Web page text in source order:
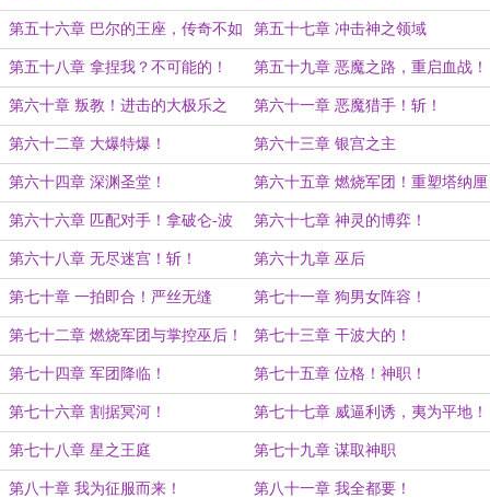
第五十六章 巴尔的王座，传奇不如
狗
第五十七章 冲击神之领域
第五十八章 拿捏我？不可能的！ 第五十九章 恶魔之路，重启血战！
第六十章 叛教！进击的大极乐之
母！
第六十一章 恶魔猎手！斩！
第六十二章 大爆特爆！ 第六十三章 银宫之主
第六十四章 深渊圣堂！ 第六十五章 燃烧军团！重塑塔纳厘
基因树
第六十六章 匹配对手！拿破仑-波
拿巴
第六十七章 神灵的博弈！
第六十八章 无尽迷宫！斩！ 第六十九章 巫后
第七十章 一拍即合！严丝无缝 第七十一章 狗男女阵容！
第七十二章 燃烧军团与掌控巫后！ 第七十三章 干波大的！
第七十四章 军团降临！ 第七十五章 位格！神职！
第七十六章 割据冥河！ 第七十七章 威逼利诱，夷为平地！
第七十八章 星之王庭 第七十九章 谋取神职
第八十章 我为征服而来！ 第八十一章 我全都要！